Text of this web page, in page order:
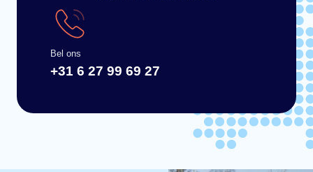
Bel ons
+31 6 27 99 69 27